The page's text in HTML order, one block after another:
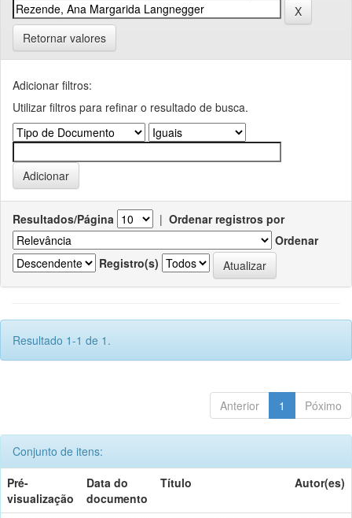
Retornar valores
Adicionar filtros:
Utilizar filtros para refinar o resultado de busca.
Resultados/Página | Ordenar registros por
Ordenar
Registro(s)
Resultado 1-1 de 1.
Anterior 1 Póximo
Conjunto de itens:
Pré-
visualização
Data do
documento
Título Autor(es)